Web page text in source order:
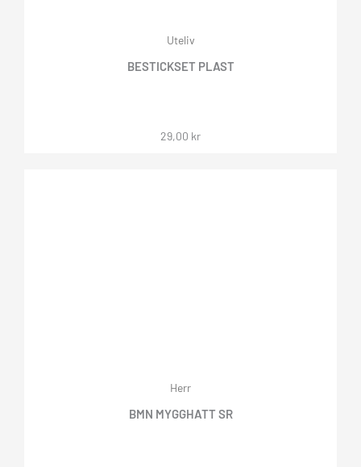
Uteliv
BESTICKSET PLAST
29,00 kr
Herr
BMN MYGGHATT SR